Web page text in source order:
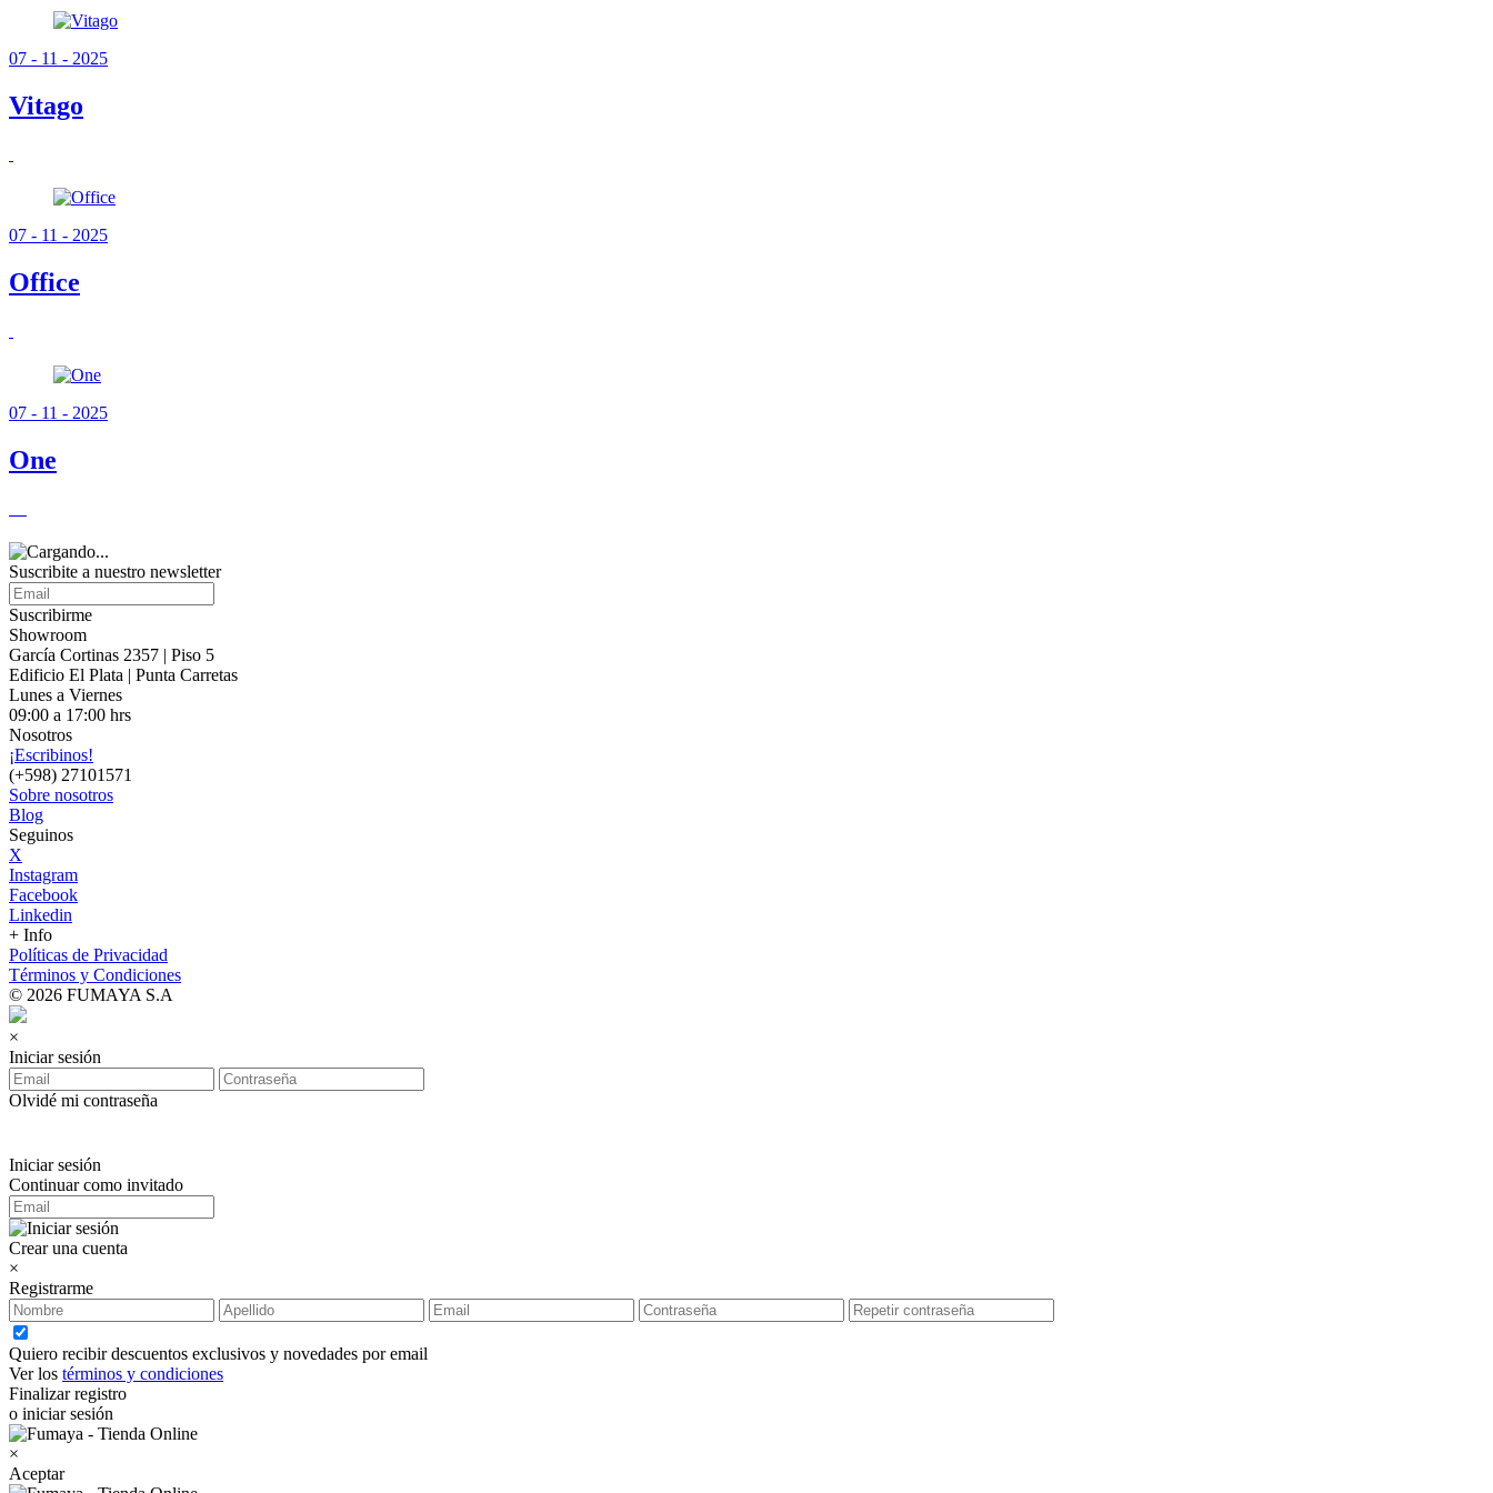
07 - 11 - 2025
Vitago
07 - 11 - 2025
Office
07 - 11 - 2025
One
Suscribite a nuestro newsletter
Suscribirme
Showroom
García Cortinas 2357 | Piso 5
Edificio El Plata | Punta Carretas
Lunes a Viernes
09:00 a 17:00 hrs
Nosotros
¡Escribinos!
(+598) 27101571
Sobre nosotros
Blog
Seguinos
X
Instagram
Facebook
Linkedin
+ Info
Políticas de Privacidad
Términos y Condiciones
© 2026 FUMAYA S.A
×
Iniciar sesión
Olvidé mi contraseña
Iniciar sesión
Continuar como invitado
Crear una cuenta
×
Registrarme
Quiero recibir descuentos exclusivos y novedades por email
Ver los términos y condiciones
Finalizar registro
o iniciar sesión
×
Aceptar